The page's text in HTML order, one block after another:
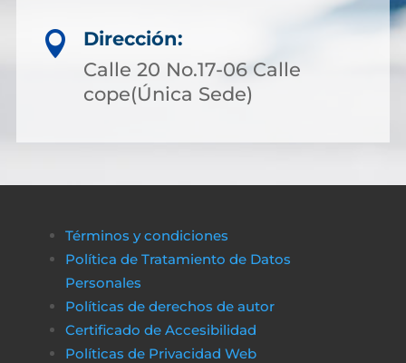

Dirección:
Calle 20 No.17-06 Calle
cope(Única Sede)
Términos y condiciones
Política de Tratamiento de Datos
Personales
Políticas de derechos de autor
Certificado de Accesibilidad
Políticas de Privacidad Web